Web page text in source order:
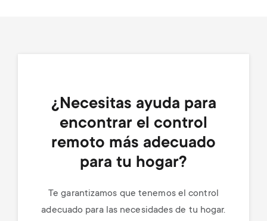
¿Necesitas ayuda para
encontrar el control
remoto más adecuado
para tu hogar?
Te garantizamos que tenemos el control
adecuado para las necesidades de tu hogar.